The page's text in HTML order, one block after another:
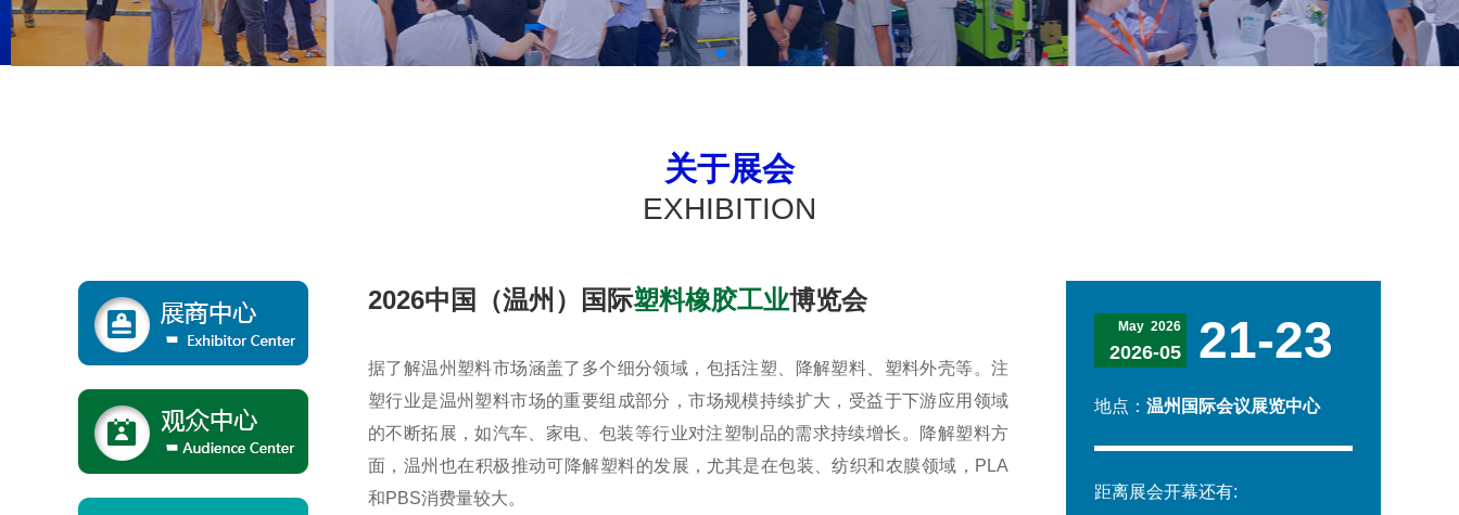
关于展会
EXHIBITION
May 2026
2026-05 21-23
地点： 温州国际会议展览中心
距离展会开幕还有:
2026中国（温州）国际塑料橡胶工业博览会
据了解温州塑料市场涵盖了多个细分领域，包括注塑、降解塑料、塑料外壳等。注
塑行业是温州塑料市场的重要组成部分，市场规模持续扩大，受益于下游应用领域
的不断拓展，如汽车、家电、包装等行业对注塑制品的需求持续增长‌。降解塑料方
面，温州也在积极推动可降解塑料的发展，尤其是在包装、纺织和农膜领域，PLA
和PBS消费量较大。